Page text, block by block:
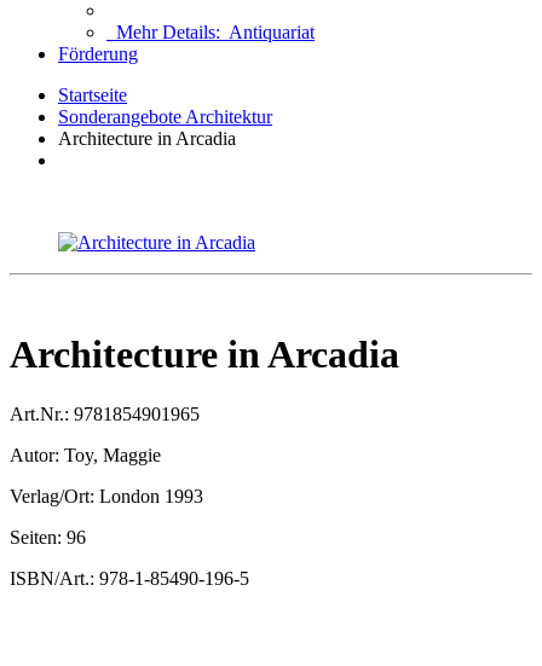
Mehr Details: Antiquariat
Förderung
Startseite
Sonderangebote Architektur
Architecture in Arcadia
Architecture in Arcadia
Art.Nr.: 9781854901965
Autor: Toy, Maggie
Verlag/Ort: London 1993
Seiten: 96
ISBN/Art.: 978-1-85490-196-5